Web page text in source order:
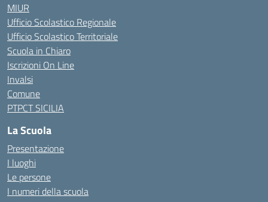
MIUR
Ufficio Scolastico Regionale
Ufficio Scolastico Territoriale
Scuola in Chiaro
Iscrizioni On Line
Invalsi
Comune
PTPCT SICILIA
La Scuola
Presentazione
I luoghi
Le persone
I numeri della scuola